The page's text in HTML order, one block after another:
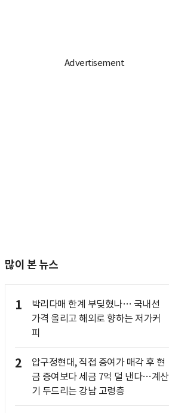
많이 본 뉴스
1
박리다매 한계 부딪혔나… 국내선
가격 올리고 해외로 향하는 저가커
피
2
압구정현대, 직접 증여가 매각 후 현
금 증여보다 세금 7억 덜 낸다…계산
기 두드리는 강남 고령층